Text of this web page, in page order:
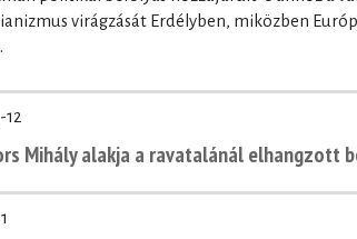
virágzását Erdélyben, miközben
Mihály alakja a ravatalánál elhangzott